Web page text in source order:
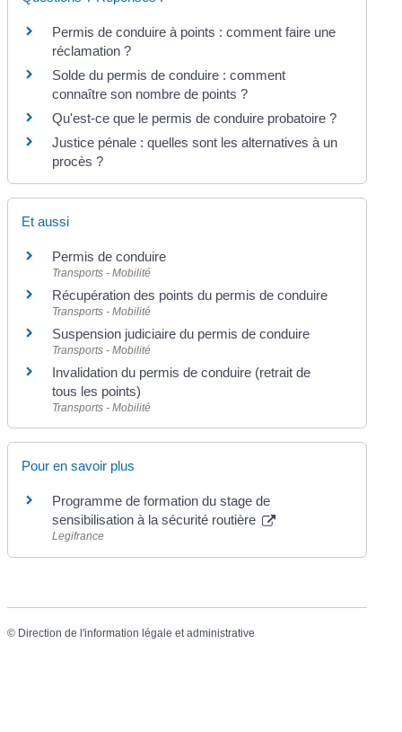
Permis de conduire à points : comment faire une
réclamation ?
Solde du permis de conduire : comment
connaître son nombre de points ?
Qu'est-ce que le permis de conduire probatoire ?
Justice pénale : quelles sont les alternatives à un
procès ?
Et aussi
Permis de conduire
Transports - Mobilité
Récupération des points du permis de conduire
Transports - Mobilité
Suspension judiciaire du permis de conduire
Transports - Mobilité
Invalidation du permis de conduire (retrait de
tous les points)
Transports - Mobilité
Pour en savoir plus
Programme de formation du stage de
sensibilisation à la sécurité routière
Legifrance
© Direction de l'information légale et administrative